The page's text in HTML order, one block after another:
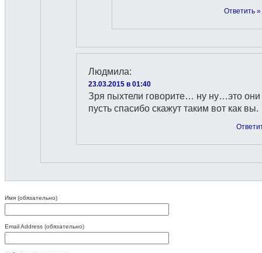
Ответить »
Людмила:
23.03.2015 в 01:40
Зря пыхтели говорите… ну ну…это они
пусть спасибо скажут таким вот как вы.
Имя (обязательно)
Email Address (обязательно)